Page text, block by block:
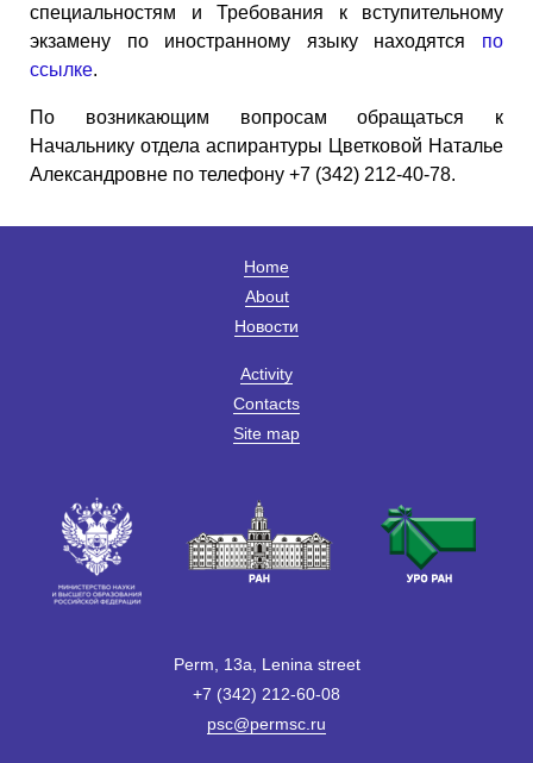
специальностям и Требования к вступительному
экзамену по иностранному языку находятся по
ссылке.
По возникающим вопросам обращаться к
Начальнику отдела аспирантуры Цветковой Наталье
Александровне по телефону +7 (342) 212-40-78.
Home
About
Новости
Activity
Contacts
Site map
Perm, 13a, Lenina street
+7 (342) 212-60-08
psc@permsc.ru